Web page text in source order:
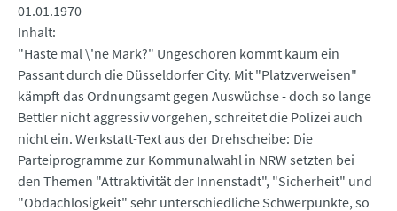
01.01.1970
Inhalt
"Haste mal \'ne Mark?" Ungeschoren kommt kaum ein
Passant durch die Düsseldorfer City. Mit "Platzverweisen"
kämpft das Ordnungsamt gegen Auswüchse - doch so lange
Bettler nicht aggressiv vorgehen, schreitet die Polizei auch
nicht ein. Werkstatt-Text aus der Drehscheibe: Die
Parteiprogramme zur Kommunalwahl in NRW setzten bei
den Themen "Attraktivität der Innenstadt", "Sicherheit" und
"Obdachlosigkeit" sehr unterschiedliche Schwerpunkte, so